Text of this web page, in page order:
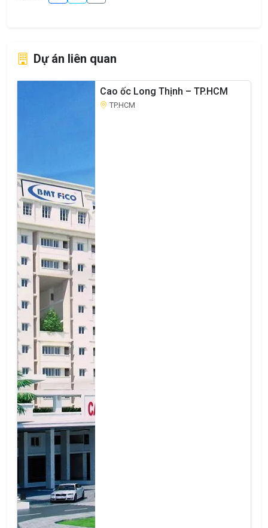
Dự án liên quan
Cao ốc Long Thịnh – TP.HCM
TP.HCM